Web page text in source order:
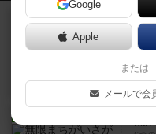
レビュー
花火
ず
ルで
約3時
Google
Apple
または
メールで会